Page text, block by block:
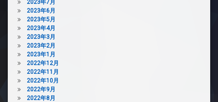
防
犯
カ
メ
ラ
駐
輪
2023年7月
2023年6月
2023年5月
2023年4月
2023年3月
2023年2月
2023年1月
2022年12月
2022年11月
2022年10月
2022年9月
2022年8月